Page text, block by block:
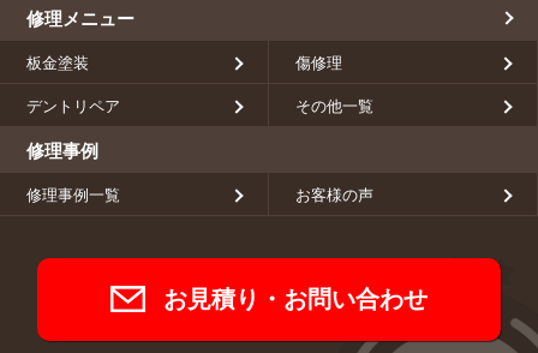
修理メニュー
板金塗装 傷修理
デントリペア その他一覧
修理事例
修理事例一覧 お客様の声
お見積り・お問い合わせ